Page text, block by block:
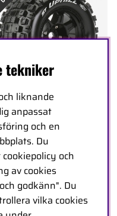
& Fälg ST-UPHILL 3,8"
MFT 1/2-Offset (2)*
Artnr: LT3326BH
620kr
tekniker
liknande
anpassat
och en
Du
och
av cookies
godkänn". Du
vilka cookies